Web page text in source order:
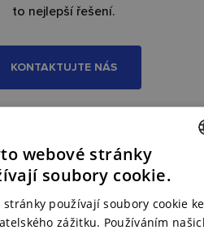
to nejlepší řešení.
KONTAKTUJTE NÁS
ENGLISH
webové stránky
soubory cookie.
stránky používají soubory cookie ke
zážitku. Používáním